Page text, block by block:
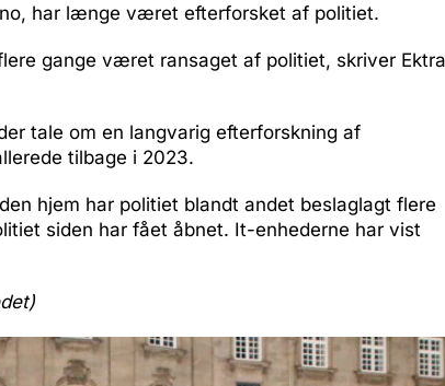
har længe været efterforsket af politiet.
gange været ransaget af politiet, skriver Ektra
tale om en langvarig efterforskning af
tilbage i 2023.
hjem har politiet blandt andet beslaglagt flere
siden har fået åbnet. It-enhederne har vist